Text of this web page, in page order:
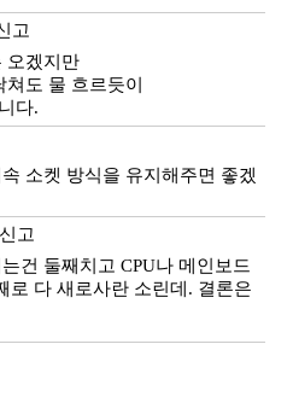
고
오겠지만
도 물 흐르듯이
다.
소켓 방식을 유지해주면 좋겠
신고
건 둘째치고 CPU나 메인보드
로 다 새로사란 소린데. 결론은